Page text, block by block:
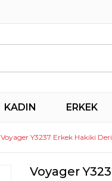
KADIN ERKEK
Voyager Y3237 Erkek Hakiki
Voyager